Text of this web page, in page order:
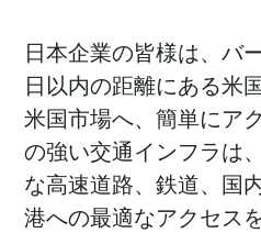
日本企業の皆様は、バ
日以内の距離にある米
米国市場へ、簡単にア
の強い交通インフラは
な高速道路、鉄道、国
港への最適なアクセス